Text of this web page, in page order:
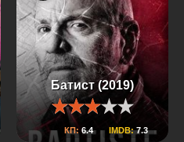
Батист (2019)
КП: 6.4 IMDB:7.3